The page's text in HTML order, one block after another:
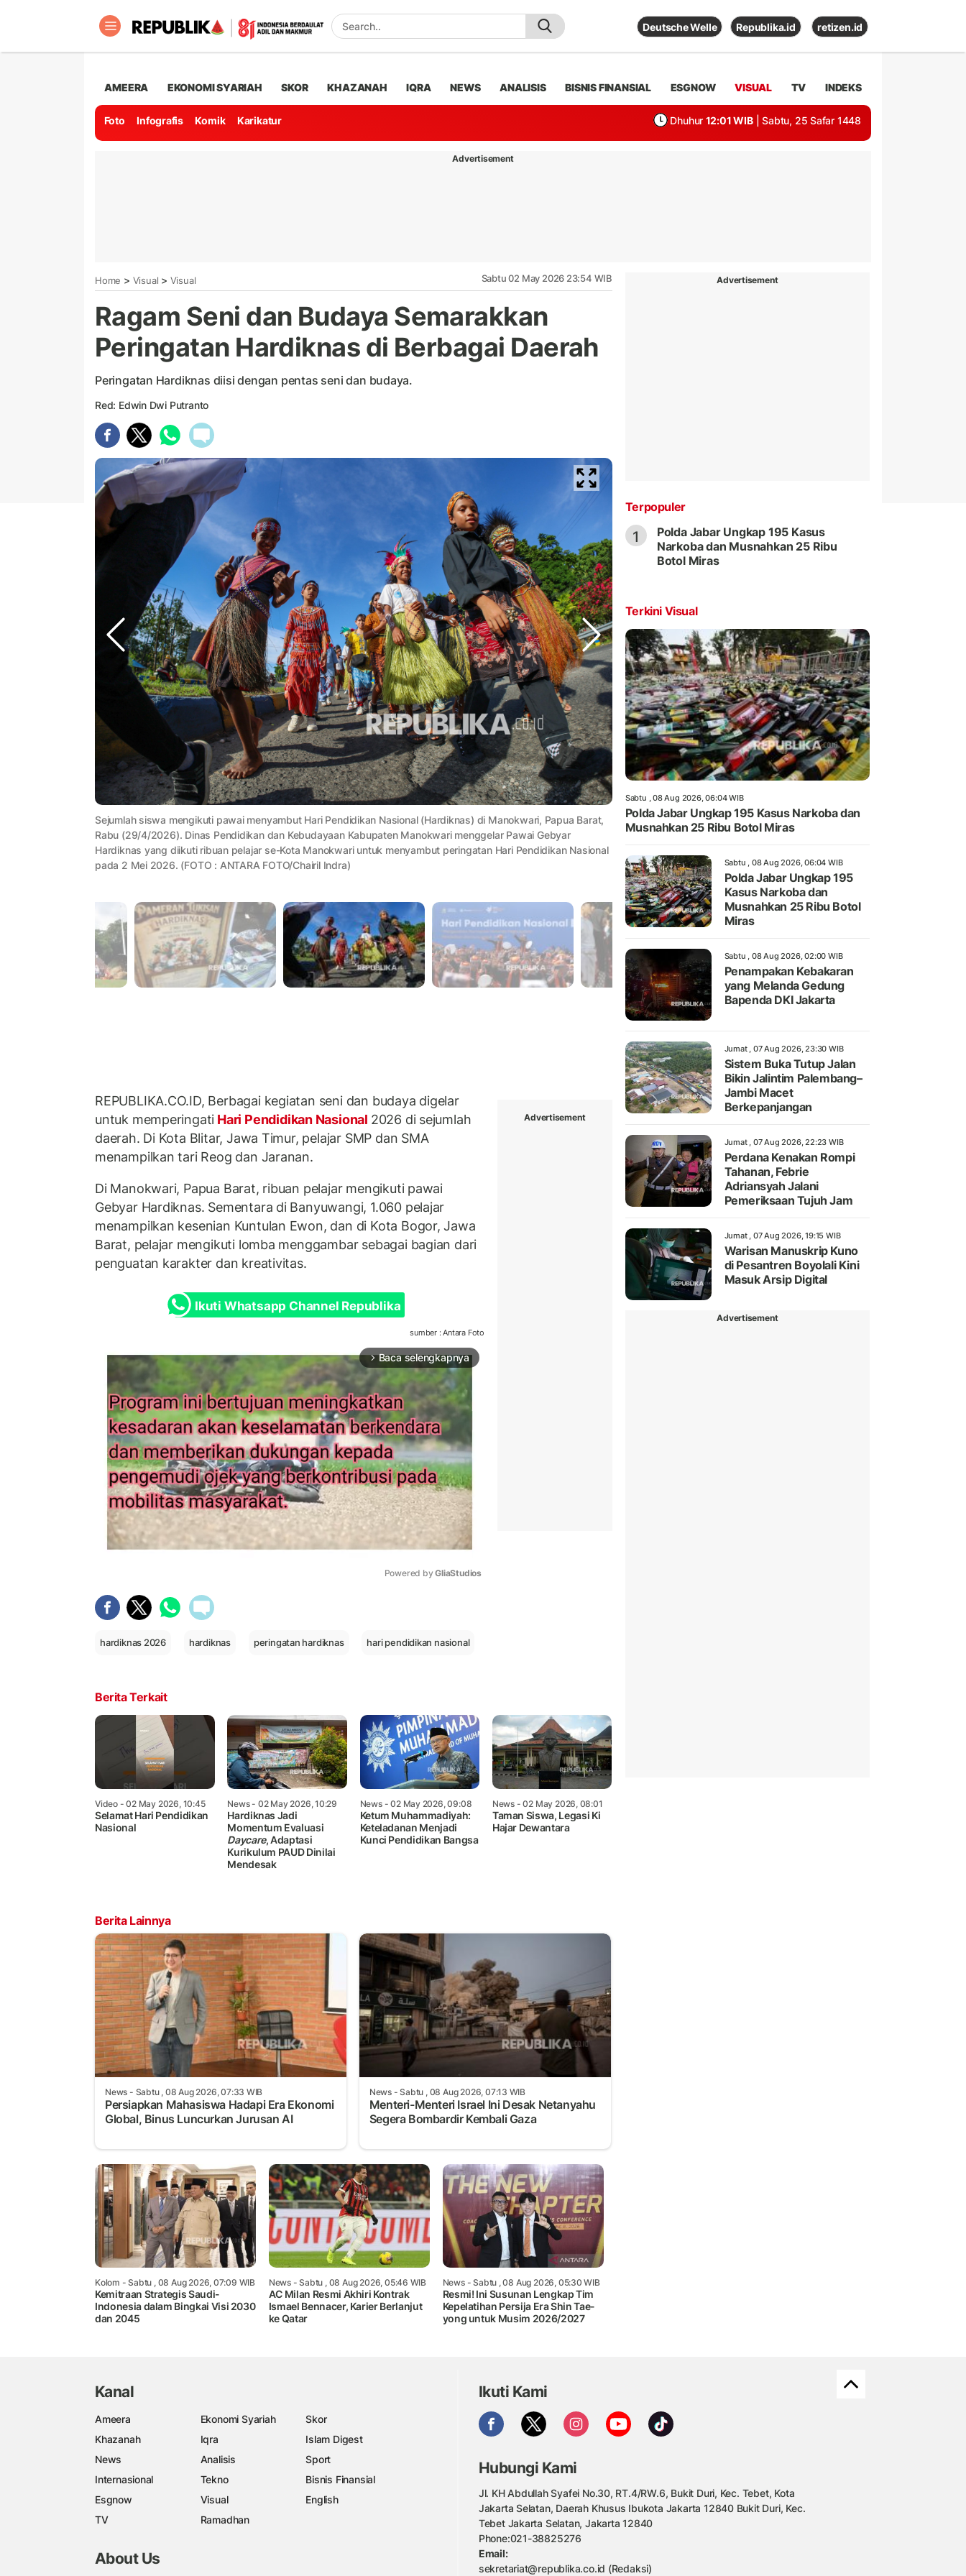
Deutsche Welle Republika.id retizen.id
AMEERA EKONOMI SYARIAH SKOR KHAZANAH IQRA NEWS ANALISIS BISNIS FINANSIAL ESGNOW VISUAL TV INDEKS
Foto Infografis Komik Karikatur Dhuhur 12:01 WIB | Sabtu, 25 Safar 1448
Advertisement
Home > Visual > Visual Sabtu 02 May 2026 23:54 WIB
Ragam Seni dan Budaya Semarakkan
Peringatan Hardiknas di Berbagai Daerah
Peringatan Hardiknas diisi dengan pentas seni dan budaya.
Red: Edwin Dwi Putranto
Sejumlah siswa mengikuti pawai menyambut Hari Pendidikan Nasional (Hardiknas) di Manokwari, Papua Barat,
Rabu (29/4/2026). Dinas Pendidikan dan Kebudayaan Kabupaten Manokwari menggelar Pawai Gebyar
Hardiknas yang diikuti ribuan pelajar se-Kota Manokwari untuk menyambut peringatan Hari Pendidikan Nasional
pada 2 Mei 2026. (FOTO : ANTARA FOTO/Chairil Indra)
REPUBLIKA.CO.ID, Berbagai kegiatan seni dan budaya digelar
untuk memperingati Hari Pendidikan Nasional 2026 di sejumlah
daerah. Di Kota Blitar, Jawa Timur, pelajar SMP dan SMA
menampilkan tari Reog dan Jaranan.
Di Manokwari, Papua Barat, ribuan pelajar mengikuti pawai
Gebyar Hardiknas. Sementara di Banyuwangi, 1.060 pelajar
menampilkan kesenian Kuntulan Ewon, dan di Kota Bogor, Jawa
Barat, pelajar mengikuti lomba menggambar sebagai bagian dari
penguatan karakter dan kreativitas.
Ikuti Whatsapp Channel Republika
sumber : Antara Foto
arrow_forward_ios Baca selengkapnya
Powered by GliaStudios
Advertisement
hardiknas 2026 hardiknas peringatan hardiknas hari pendidikan nasional
Berita Terkait
Video- 02 May 2026, 10:45
Selamat Hari Pendidikan
Nasional
News- 02 May 2026, 10:29
Hardiknas Jadi
Momentum Evaluasi
Daycare, Adaptasi
Kurikulum PAUD Dinilai
Mendesak
News- 02 May 2026, 09:08
Ketum Muhammadiyah:
Keteladanan Menjadi
Kunci Pendidikan Bangsa
News - 02 May 2026, 08:01
Taman Siswa, Legasi Ki
Hajar Dewantara
Berita Lainnya
News - Sabtu , 08 Aug 2026, 07:33 WIB
Persiapkan Mahasiswa Hadapi Era Ekonomi
Global, Binus Luncurkan Jurusan AI
News- Sabtu , 08 Aug 2026, 07:13 WIB
Menteri-Menteri Israel Ini Desak Netanyahu
Segera Bombardir Kembali Gaza
Kolom - Sabtu , 08 Aug 2026, 07:09 WIB
Kemitraan Strategis Saudi-
Indonesia dalam Bingkai Visi 2030
dan 2045
News- Sabtu , 08 Aug 2026, 05:46 WIB
AC Milan Resmi Akhiri Kontrak
Ismael Bennacer, Karier Berlanjut
ke Qatar
News- Sabtu , 08 Aug 2026, 05:30 WIB
Resmi! Ini Susunan Lengkap Tim
Kepelatihan Persija Era Shin Tae-
yong untuk Musim 2026/2027
Advertisement
Terpopuler
1
Polda Jabar Ungkap 195 Kasus
Narkoba dan Musnahkan 25 Ribu
Botol Miras
Terkini Visual
Sabtu , 08 Aug 2026, 06:04 WIB
Polda Jabar Ungkap 195 Kasus Narkoba dan
Musnahkan 25 Ribu Botol Miras
Sabtu , 08 Aug 2026, 06:04 WIB
Polda Jabar Ungkap 195
Kasus Narkoba dan
Musnahkan 25 Ribu Botol
Miras
Sabtu , 08 Aug 2026, 02:00 WIB
Penampakan Kebakaran
yang Melanda Gedung
Bapenda DKI Jakarta
Jumat , 07 Aug 2026, 23:30 WIB
Sistem Buka Tutup Jalan
Bikin Jalintim Palembang–
Jambi Macet
Berkepanjangan
Jumat , 07 Aug 2026, 22:23 WIB
Perdana Kenakan Rompi
Tahanan, Febrie
Adriansyah Jalani
Pemeriksaan Tujuh Jam
Jumat , 07 Aug 2026, 19:15 WIB
Warisan Manuskrip Kuno
di Pesantren Boyolali Kini
Masuk Arsip Digital
Advertisement
Kanal
Ameera Ekonomi Syariah
Skor
Khazanah
Iqra
Islam Digest
News
Analisis
Sport
Internasional
Tekno
Bisnis Finansial
Esgnow
Visual
English
TV
Ramadhan
About Us
Ikuti Kami
Hubungi Kami
Jl. KH Abdullah Syafei No.30, RT.4/RW.6, Bukit Duri, Kec. Tebet, Kota
Jakarta Selatan, Daerah Khusus Ibukota Jakarta 12840 Bukit Duri, Kec.
Tebet Jakarta Selatan, Jakarta 12840
Phone:021-38825276
Email:
sekretariat@republika.co.id (Redaksi)